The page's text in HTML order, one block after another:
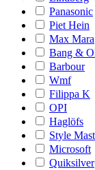
Panasonic
Piet Hein
Max Mara
Bang &
Barbour
Wmf
Filippa K
OPI
Haglöfs
Style
Microsoft
Quiksilver